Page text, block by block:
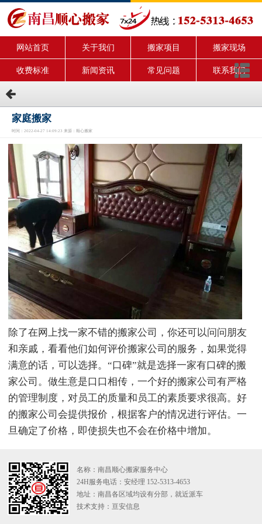
网站首页 关于我们 搬家项目 搬家现场
收费标准 新闻资讯 常见问题 联系我们
家庭搬家
时间：2022-04-27 14:09:23 来源：顺心搬家
除了在网上找一家不错的搬家公司，你还可以问问朋友
和亲戚，看看他们如何评价搬家公司的服务，如果觉得
满意的话，可以选择。“口碑”就是选择一家有口碑的搬
家公司。做生意是口口相传，一个好的搬家公司有严格
的管理制度，对员工的质量和员工的素质要求很高。好
的搬家公司会提供报价，根据客户的情况进行评估。一
旦确定了价格，即使损失也不会在价格中增加。
名称：南昌顺心搬家服务中心
24H服务电话：安经理 152-5313-4653
地址：南昌各区域均设有分部，就近派车
技术支持： 亘安信息